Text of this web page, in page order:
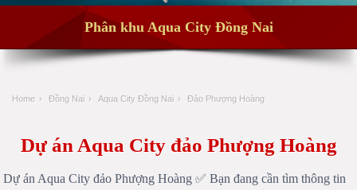
Phân khu Aqua City Đồng Nai
Home › Đồng Nai › Aqua City Đồng Nai › Đảo Phượng Hoàng
Dự án Aqua City đảo Phượng Hoàng
Dự án Aqua City đảo Phượng Hoàng ✅ Bạn đang cần tìm thông tin